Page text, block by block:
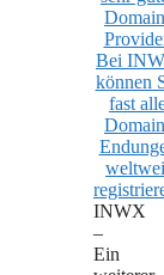
INWX
–
Ein